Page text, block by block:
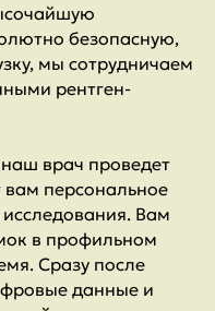
безопасную,
мы сотрудничаем
рентген-
врач проведет
вам персональное
Вам
в профильном
Сразу после
данные и